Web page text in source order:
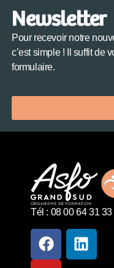
Newsletter
Pour recevoir notre
c’est simple ! Il suffit de
formulaire.
Tél : 08 00 64 31 33